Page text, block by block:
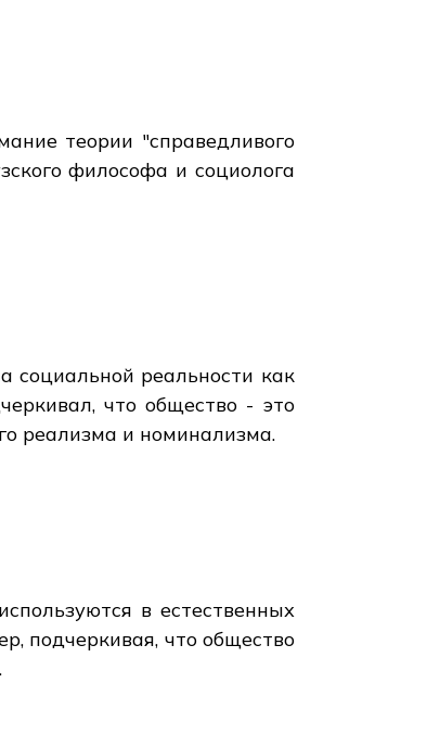
теории "справедливого
философа и социолога
социальной реальности как
что общество - это
реализма и номинализма.
в естественных
подчеркивая, что общество